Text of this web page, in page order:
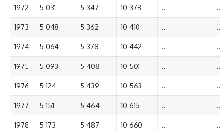
1972 5 031 5 347 10 378 .. ..
1973 5 048 5 362 10 410 .. ..
1974 5 064 5 378 10 442 .. ..
1975 5 093 5 408 10 501 .. ..
1976 5 124 5 439 10 563 .. ..
1977 5 151 5 464 10 615 .. ..
1978 5 173 5 487 10 660 .. ..